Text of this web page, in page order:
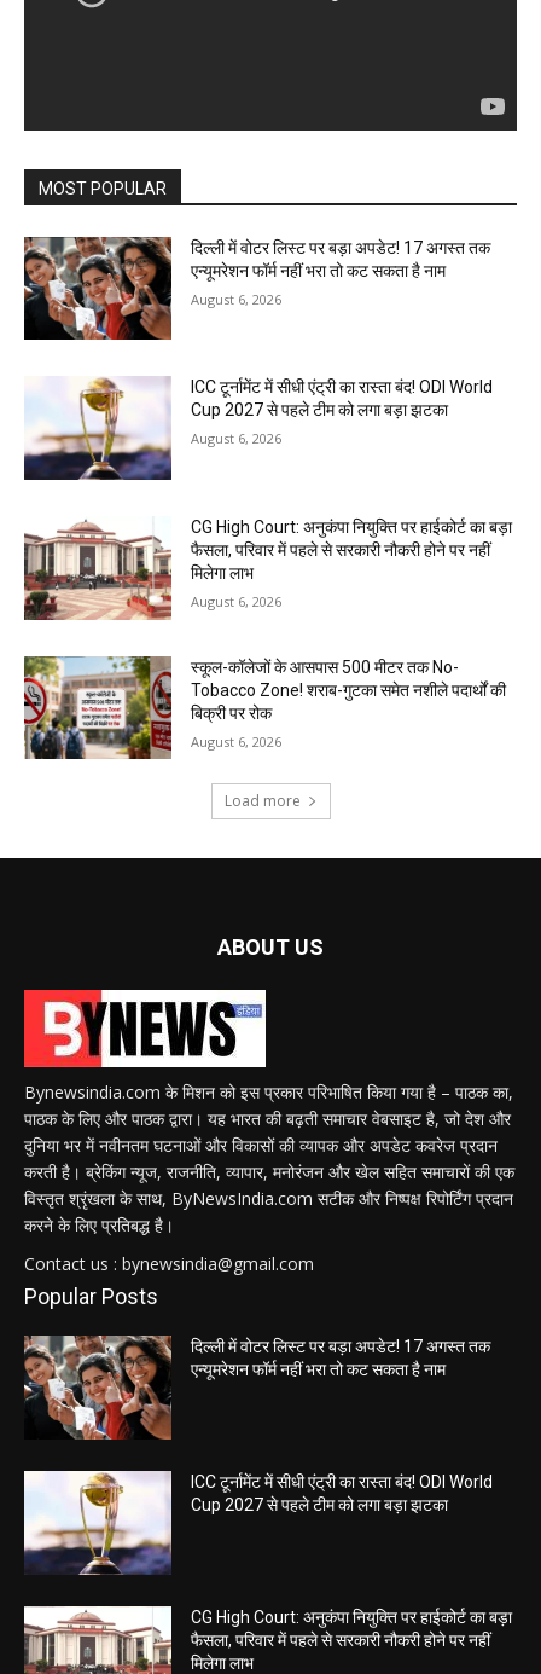
MOST POPULAR
दिल्ली में वोटर लिस्ट पर बड़ा अपडेट! 17 अगस्त तक
एन्यूमरेशन फॉर्म नहीं भरा तो कट सकता है नाम
August 6, 2026
ICC टूर्नामेंट में सीधी एंट्री का रास्ता बंद! ODI World
Cup 2027 से पहले टीम को लगा बड़ा झटका
August 6, 2026
CG High Court: अनुकंपा नियुक्ति पर हाईकोर्ट का बड़ा
फैसला, परिवार में पहले से सरकारी नौकरी होने पर नहीं
मिलेगा लाभ
August 6, 2026
स्कूल-कॉलेजों के आसपास 500 मीटर तक No-
Tobacco Zone! शराब-गुटका समेत नशीले पदार्थों की
बिक्री पर रोक
August 6, 2026
Load more
ABOUT US
Bynewsindia.com के मिशन को इस प्रकार परिभाषित किया गया है – पाठक का,
पाठक के लिए और पाठक द्वारा। यह भारत की बढ़ती समाचार वेबसाइट है, जो देश और
दुनिया भर में नवीनतम घटनाओं और विकासों की व्यापक और अपडेट कवरेज प्रदान
करती है। ब्रेकिंग न्यूज, राजनीति, व्यापार, मनोरंजन और खेल सहित समाचारों की एक
विस्तृत श्रृंखला के साथ, ByNewsIndia.com सटीक और निष्पक्ष रिपोर्टिंग प्रदान
करने के लिए प्रतिबद्ध है।
Contact us : bynewsindia@gmail.com
Popular Posts
दिल्ली में वोटर लिस्ट पर बड़ा अपडेट! 17 अगस्त तक
एन्यूमरेशन फॉर्म नहीं भरा तो कट सकता है नाम
ICC टूर्नामेंट में सीधी एंट्री का रास्ता बंद! ODI World
Cup 2027 से पहले टीम को लगा बड़ा झटका
CG High Court: अनुकंपा नियुक्ति पर हाईकोर्ट का बड़ा
फैसला, परिवार में पहले से सरकारी नौकरी होने पर नहीं
मिलेगा लाभ